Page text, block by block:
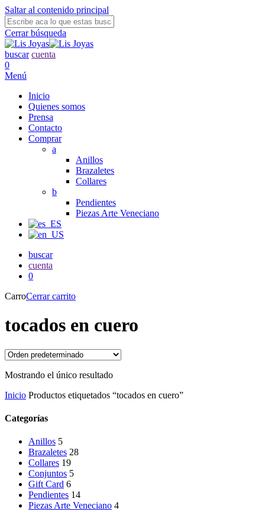
Saltar al contenido principal
Cerrar búsqueda
buscar cuenta
0
Menú
Inicio
Quienes somos
Prensa
Contacto
Comprar
a
Anillos
Brazaletes
Collares
b
Pendientes
Piezas Arte Veneciano
buscar
cuenta
0
CarroCerrar carrito
tocados en cuero
Mostrando el único resultado
Inicio Productos etiquetados “tocados en cuero”
Categorías
Anillos 5
Brazaletes 28
Collares 19
Conjuntos 5
Gift Card 6
Pendientes 14
Piezas Arte Veneciano 4